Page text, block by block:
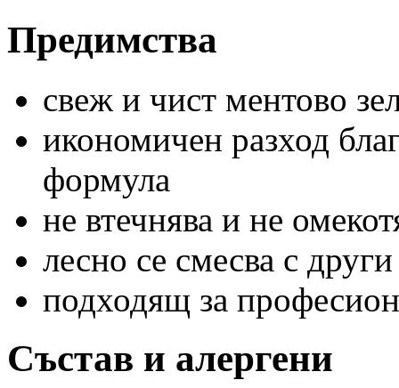
Предимства
свеж и чист ментово
икономичен разход
формула
не втечнява и не
лесно се смесва с
подходящ за
Състав и алергени